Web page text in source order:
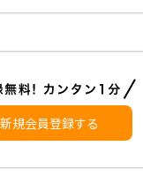
新規会員登録する